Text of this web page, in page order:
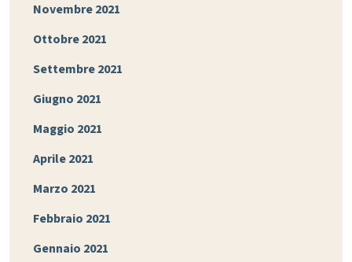
Novembre 2021
Ottobre 2021
Settembre 2021
Giugno 2021
Maggio 2021
Aprile 2021
Marzo 2021
Febbraio 2021
Gennaio 2021